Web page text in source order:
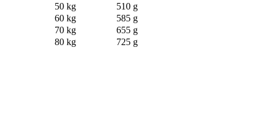
50 kg
510 g
60 kg
585 g
70 kg
655 g
80 kg
725 g